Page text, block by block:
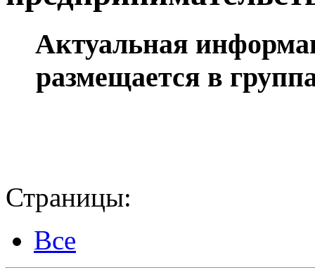
Актуальная
размещается в
Страницы:
Все